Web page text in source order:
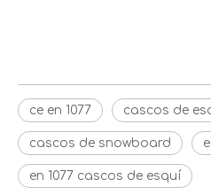
ce en 1077 cascos de
cascos de snowboard
en 1077 cascos de esquí